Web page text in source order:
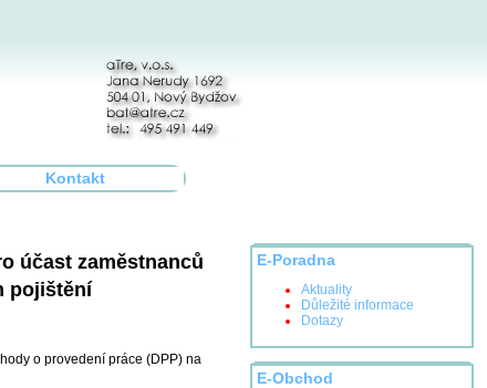
Kontakt
E-Poradna
Aktuality
Důležité informace
Dotazy
E-Obchod
účast zaměstnanců
pojištění
o provedení práce (DPP) na